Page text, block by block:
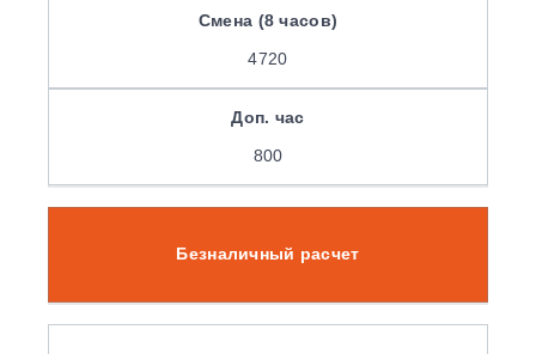
4720
800
Безналичный расчет